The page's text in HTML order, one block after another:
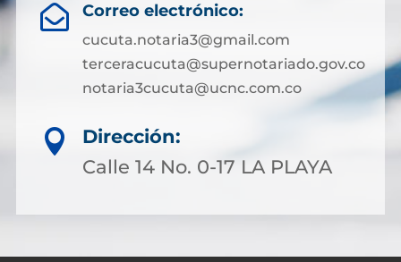
 Correo electrónico:
cucuta.notaria3@gmail.com
terceracucuta@supernotariado.gov.co
notaria3cucuta@ucnc.com.co

Dirección:
Calle 14 No. 0-17 LA PLAYA